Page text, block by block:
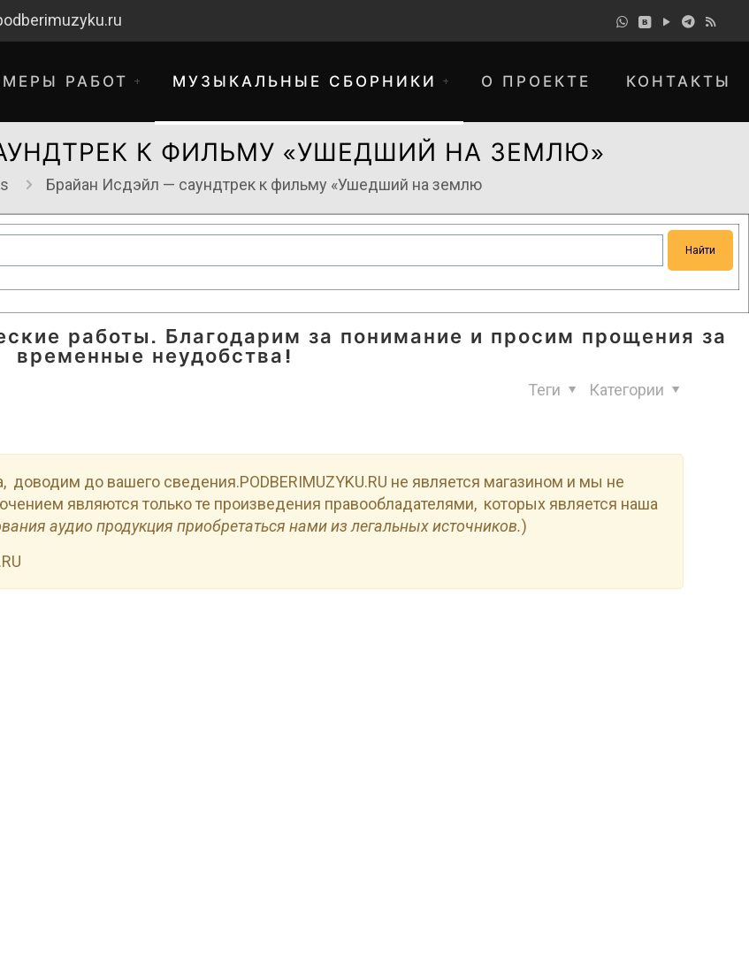
РАБОТ МУЗЫКАЛЬНЫЕ СБОРНИКИ О ПРОЕКТЕ КОНТАКТЫ
К ФИЛЬМУ «УШЕДШИЙ НА ЗЕМЛЮ»
Брайан Исдэйл — саундтрек к фильму «Ушедший на землю
работы. Благодарим за понимание и просим прощения за
временные неудобства!
Категории
Теги
до вашего сведения.PODBERIMUZYKU.RU не является магазином и мы не
являются только те произведения правообладателями, которых является наша
аудио продукция приобретаться нами из легальных источников.)